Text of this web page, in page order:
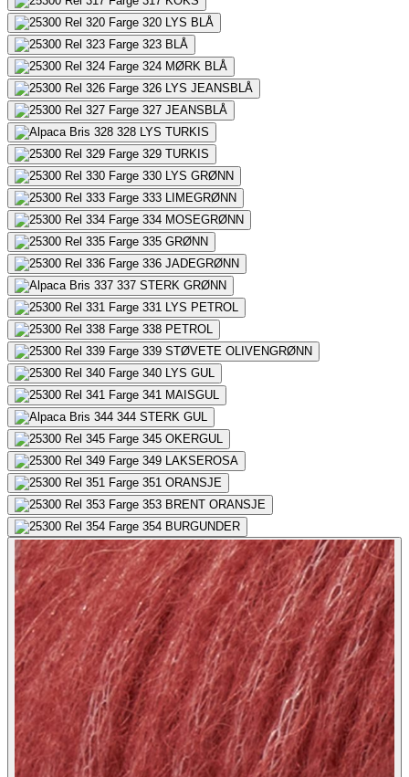
320 LYS BLÅ
323 BLÅ
324 MØRK BLÅ
326 LYS JEANSBLÅ
327 JEANSBLÅ
328 LYS TURKIS
329 TURKIS
330 LYS GRØNN
333 LIMEGRØNN
334 MOSEGRØNN
335 GRØNN
336 JADEGRØNN
337 STERK GRØNN
331 LYS PETROL
338 PETROL
339 STØVETE OLIVENGRØNN
340 LYS GUL
341 MAISGUL
344 STERK GUL
345 OKERGUL
349 LAKSEROSA
351 ORANSJE
353 BRENT ORANSJE
354 BURGUNDER